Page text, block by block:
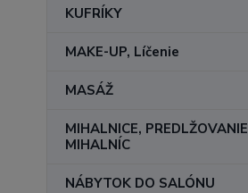
KUFRÍKY
MAKE-UP, Líčenie
MASÁŽ
MIHALNICE, PREDLŽOVANIE
MIHALNÍC
NÁBYTOK DO SALÓNU